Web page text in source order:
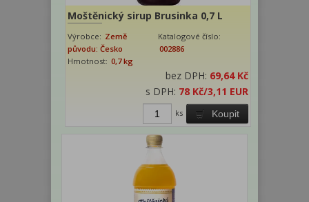
Moštěnický sirup Brusinka 0,7 L
Výrobce: Země
původu: Česko
Katalogové číslo:
002886
Hmotnost: 0,7 kg
bez DPH: 69,64 Kč
s DPH: 78 Kč/3,11 EUR
Koupit
ks